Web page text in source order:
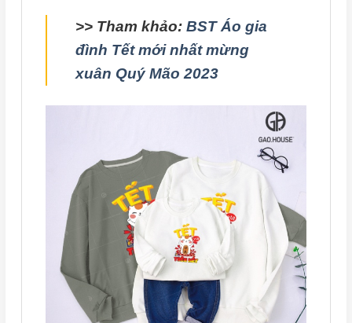
>> Tham khảo: BST Áo gia
đình Tết mới nhất mừng
xuân Quý Mão 2023